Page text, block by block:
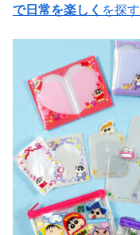
で日常を楽しく を探す